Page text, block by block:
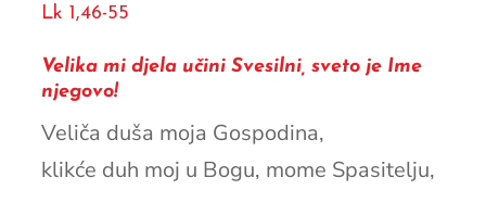
Lk 1,46-55
Velika mi djela učini Svesilni, sveto je Ime
njegovo!
Veliča duša moja Gospodina,
klikće duh moj u Bogu, mome Spasitelju,